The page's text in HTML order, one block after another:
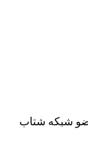
شتاب